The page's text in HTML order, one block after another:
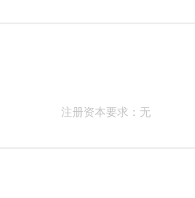
注册资本要求：无